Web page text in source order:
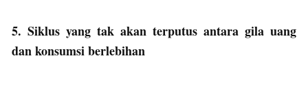
5. Siklus yang tak akan terputus antara gila uang
dan konsumsi berlebihan